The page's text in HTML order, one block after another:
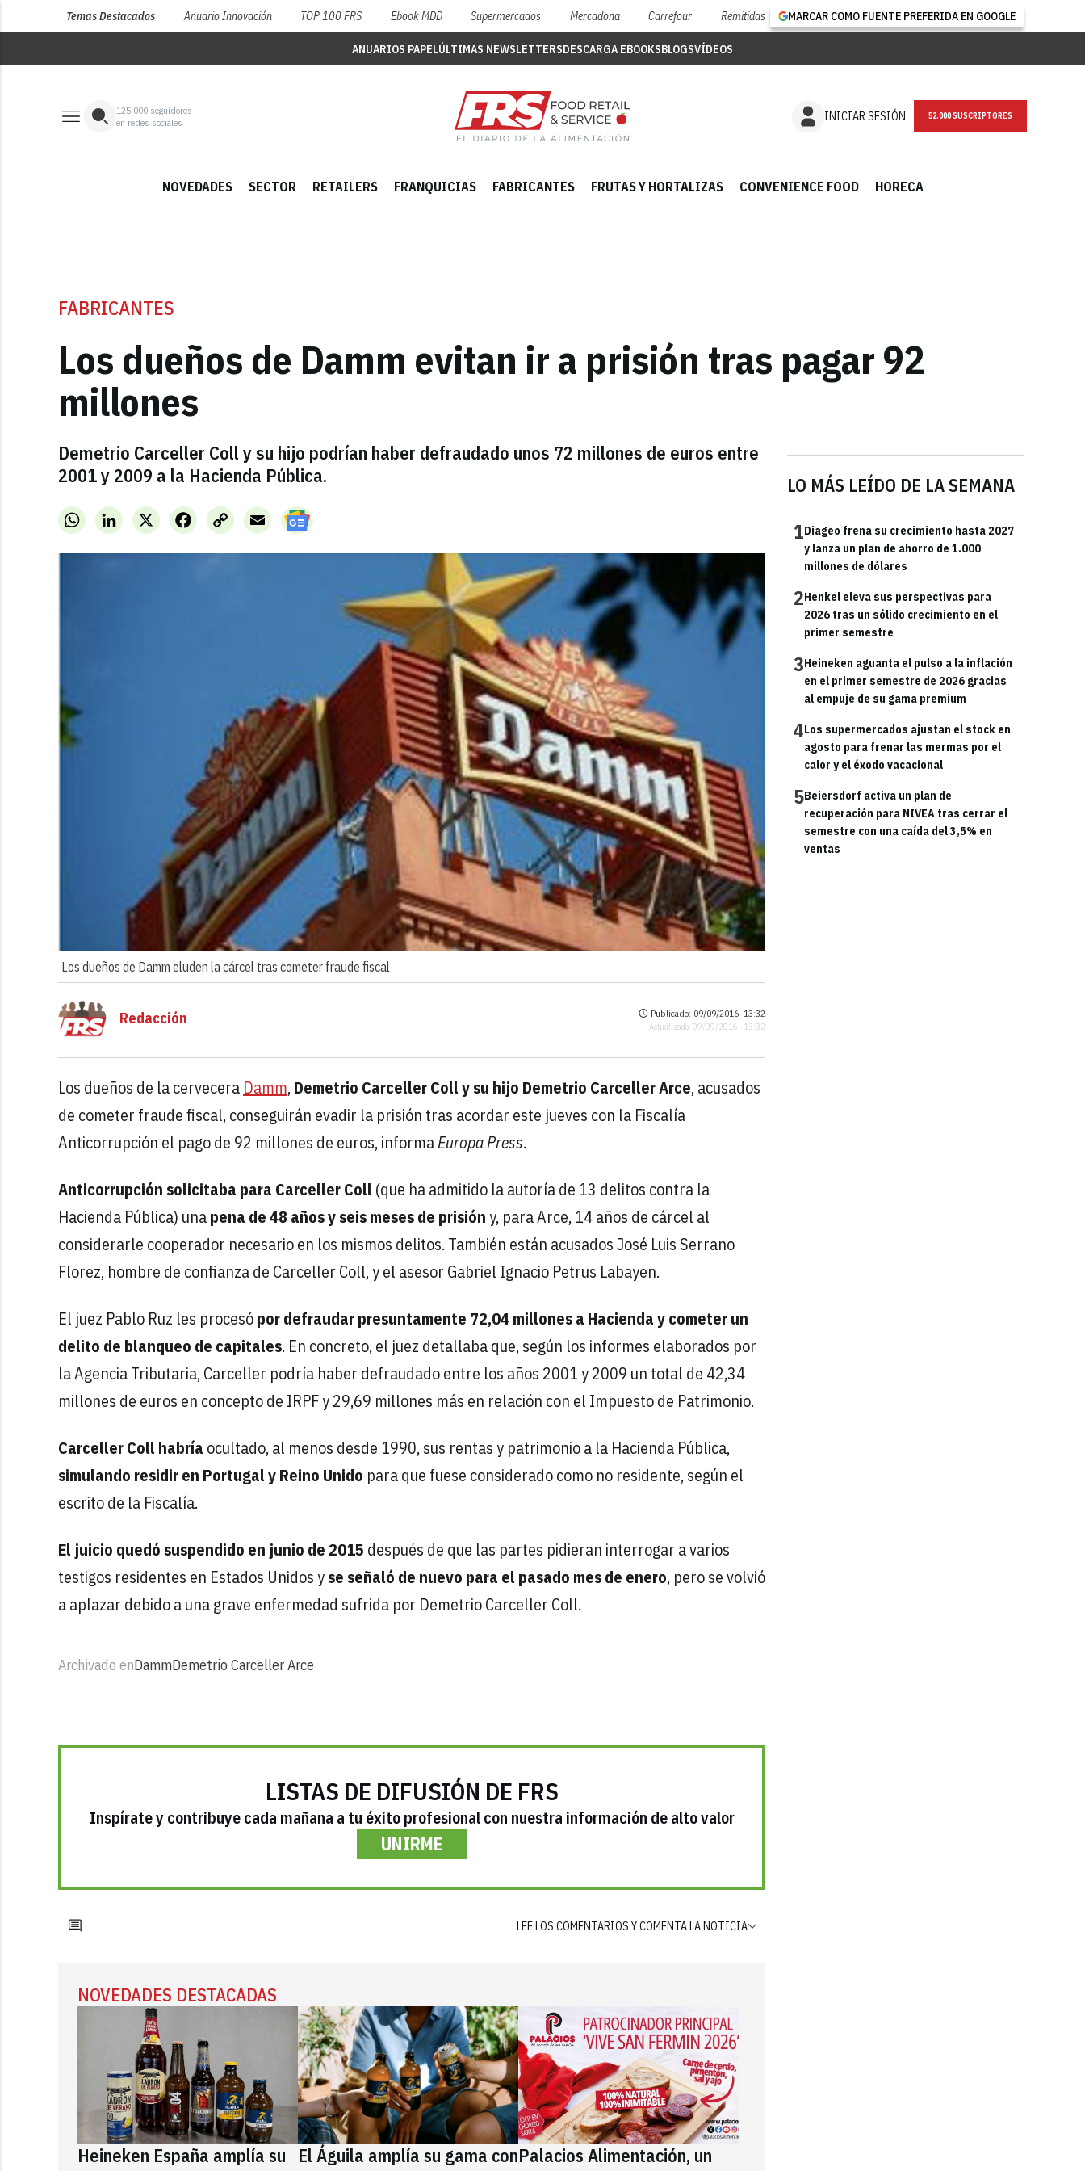
Temas Destacados Anuario Innovación TOP 100 FRS Ebook MDD Supermercados Mercadona Carrefour Remitidas MARCAR COMO FUENTE PREFERIDA EN GOOGLE
ANUARIOS PAPELÚLTIMAS NEWSLETTERSDESCARGA EBOOKSBLOGSVÍDEOS
125,000 seguidores
en redes sociales
INICIAR SESIÓN NEWSLETTER
NOVEDADES SECTOR RETAILERS FRANQUICIAS FABRICANTES FRUTAS Y HORTALIZAS CONVENIENCE FOOD HORECA
FABRICANTES
Los dueños de Damm evitan ir a prisión tras pagar 92
millones
Demetrio Carceller Coll y su hijo podrían haber defraudado unos 72 millones de euros entre
2001 y 2009 a la Hacienda Pública.
WhatsAppLinkedInX FacebookCopy
Link
Email
Los dueños de Damm eluden la cárcel tras cometer fraude fiscal
LO MÁS LEÍDO DE LA SEMANA
1Diageo frena su crecimiento hasta 2027
y lanza un plan de ahorro de 1.000
millones de dólares
2Henkel eleva sus perspectivas para
2026 tras un sólido crecimiento en el
primer semestre
3Heineken aguanta el pulso a la inflación
en el primer semestre de 2026 gracias
al empuje de su gama premium
4Los supermercados ajustan el stock en
agosto para frenar las mermas por el
calor y el éxodo vacacional
5Beiersdorf activa un plan de
recuperación para NIVEA tras cerrar el
semestre con una caída del 3,5% en
ventas
Redacción Publicado: 09/09/2016 ·13:32
Actualizado: 09/09/2016 · 13:32
Los dueños de la cervecera Damm,Demetrio Carceller Coll y su hijo Demetrio Carceller Arce, acusados
de cometer fraude fiscal, conseguirán evadir la prisión tras acordar este jueves con la Fiscalía
Anticorrupción el pago de 92 millones de euros, informaEuropa Press.
Anticorrupción solicitaba para Carceller Coll(que ha admitido la autoría de 13 delitos contra la
Hacienda Pública) unapena de 48 años y seis meses de prisióny, para Arce, 14 años de cárcel al
considerarle cooperador necesario en los mismos delitos. También están acusados José Luis Serrano
Florez, hombre de confianza de Carceller Coll, y el asesor Gabriel Ignacio Petrus Labayen.
El juez Pablo Ruz les procesópor defraudar presuntamente 72,04 millones a Hacienda y cometer un
delito de blanqueo de capitales. En concreto, el juez detallaba que, según los informes elaborados por
la Agencia Tributaria, Carceller podría haber defraudado entre los años 2001 y 2009 un total de 42,34
millones de euros en concepto de IRPF y 29,69 millones más en relación con el Impuesto de Patrimonio.
Carceller Coll habría ocultado, al menos desde 1990, sus rentas y patrimonio a la Hacienda Pública,
simulando residir en Portugal y Reino Unido para que fuese considerado como no residente, según el
escrito de la Fiscalía.
El juicio quedó suspendido en junio de 2015 después de que las partes pidieran interrogar a varios
testigos residentes en Estados Unidos yse señaló de nuevo para el pasado mes de enero, pero se volvió
a aplazar debido a una grave enfermedad sufrida por Demetrio Carceller Coll.
Archivado enDammDemetrio Carceller Arce
LISTAS DE DIFUSIÓN DE FRS
Inspírate y contribuye cada mañana a tu éxito profesional con nuestra información de alto valor
UNIRME
LEE LOS COMENTARIOS Y COMENTA LA NOTICIA
NOVEDADES DESTACADAS
Heineken España amplía su
El Águila amplía su gama conPalacios Alimentación, un